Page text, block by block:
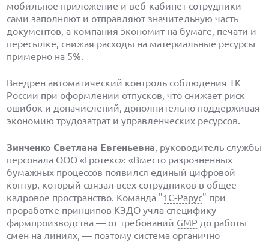
мобильное приложение и веб-кабинет сотрудники
сами заполняют и отправляют значительную часть
документов, а компания экономит на бумаге, печати и
пересылке, снижая расходы на материальные ресурсы
примерно на 5%.
Внедрен автоматический контроль соблюдения ТК
России при оформлении отпусков, что снижает риск
ошибок и доначислений, дополнительно поддерживая
экономию трудозатрат и управленческих ресурсов.
Зинченко Светлана Евгеньевна, руководитель службы
персонала ООО «Гротекс»: «Вместо разрозненных
бумажных процессов появился единый цифровой
контур, который связал всех сотрудников в общее
кадровое пространство. Команда "1С-Рарус" при
проработке принципов КЭДО учла специфику
фармпроизводства — от требований GMP до работы
смен на линиях, — поэтому система органично